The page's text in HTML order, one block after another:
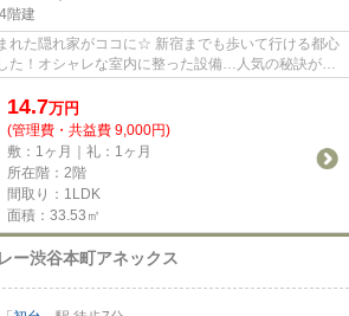
階建
れた隠れ家がココに☆ 新宿までも歩いて行ける都心
た！オシャレな室内に整った設備…人気の秘訣が分
生...
14.7万円
(管理費・共益費 9,000円)
敷：1ヶ月｜礼：1ヶ月
所在階：2階
間取り：1LDK
面積：33.53㎡
ー渋谷本町アネックス